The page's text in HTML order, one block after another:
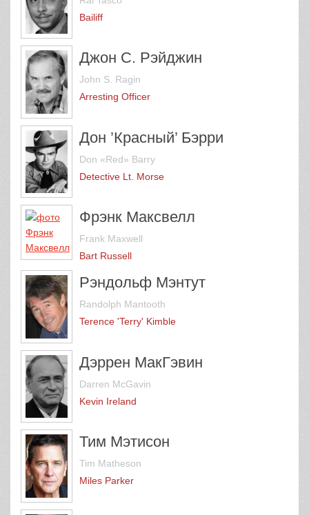
Bailiff
Джон С. Рэйджин
John S. Ragin
Arresting Officer
Дон ’Красный’ Бэрри
Don «Red» Barry
Detective Lt. Morse
Фрэнк Максвелл
Frank Maxwell
Bart Russell
Рэндольф Мэнтут
Randolph Mantooth
Terence 'Terry' Kimble
Дэррен МакГэвин
Darren McGavin
Kevin Ireland
Тим Мэтисон
Tim Matheson
Miles Parker